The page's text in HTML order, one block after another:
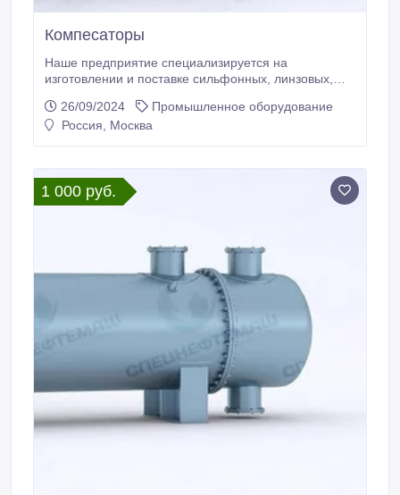
Компесаторы
Наше предприятие специализируется на
изготовлении и поставке сильфонных, линзовых,
сильфонные и линзовые бывают осевыми,
угловыми, сдвиговыми; они универсальны для
нефтегазодобывающих и перерабатывающих
заводов, а также применяются на проектирующихся
и строящихся трубопроводах.
26/09/2024
Промышленное оборудование
Россия, Москва
1 000 руб.